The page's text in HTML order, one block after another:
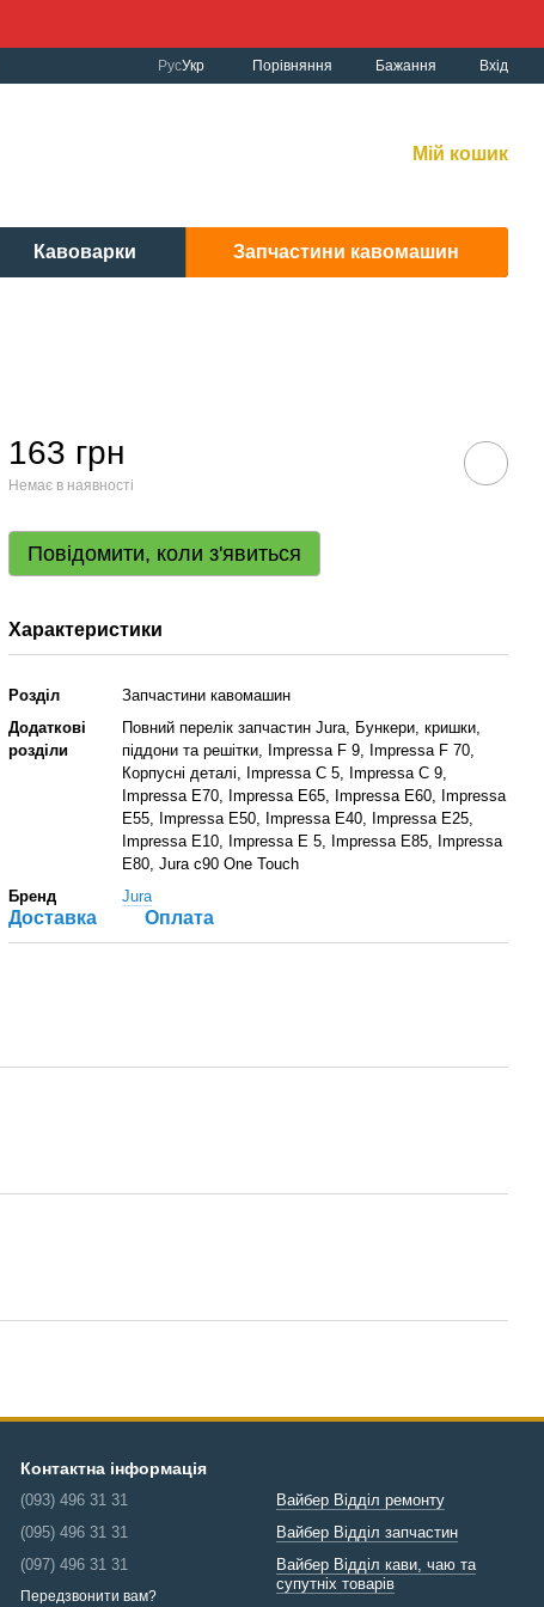
РусУкр Порівняння Бажання Вхід
Мій кошик
Кавоварки Запчастини кавомашин
163 грн
Немає в наявності
Повідомити, коли з'явиться
Характеристики
Розділ
Запчастини кавомашин
Додаткові
розділи
Повний перелік запчастин Jura, Бункери, кришки,
піддони та решітки, Impressa F 9, Impressa F 70,
Корпусні деталі, Impressa C 5, Impressa C 9,
Impressa Е70, Impressa Е65, Impressa Е60, Impressa
Е55, Impressa Е50, Impressa Е40, Impressa Е25,
Impressa Е10, Impressa Е 5, Impressa Е85, Impressa
Е80, Jura c90 One Touch
Бренд
Jura
Доставка Оплата
Контактна інформація
(093) 496 31 31
(095) 496 31 31
(097) 496 31 31
Передзвонити вам?
Вайбер Відділ ремонту
Вайбер Відділ запчастин
Вайбер Відділ кави, чаю та
супутніх товарів